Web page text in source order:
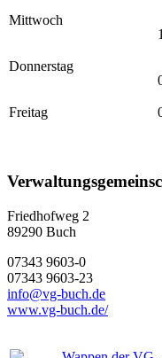
Mittwoch
Donnerstag
Freitag
Friedhofweg 2
89290 Buch
07343 9603-0
07343 9603-23
info@vg-buch.de
www.vg-buch.de/